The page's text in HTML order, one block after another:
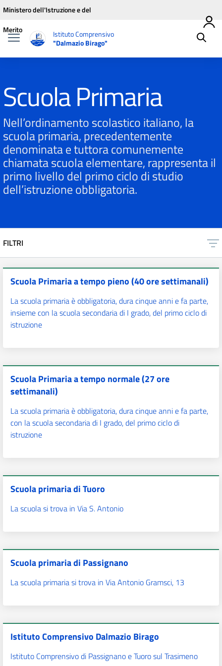
Vai ai contenuti
Vai al menu di navigazione
Vai al footer
Ministero dell'Istruzione e del
Merito
Istituto Comprensivo
"Dalmazio Birago"
Scuola Primaria
Nell’ordinamento scolastico italiano, la
scuola primaria, precedentemente
denominata e tuttora comunemente
chiamata scuola elementare, rappresenta il
primo livello del primo ciclo di studio
dell’istruzione obbligatoria.
FILTRI
Scuola Primaria a tempo pieno (40 ore settimanali)
La scuola primaria è obbligatoria, dura cinque anni e fa parte,
insieme con la scuola secondaria di I grado, del primo ciclo di
istruzione
Scuola Primaria a tempo normale (27 ore
settimanali)
La scuola primaria è obbligatoria, dura cinque anni e fa parte,
con la scuola secondaria di I grado, del primo ciclo di
istruzione
Scuola primaria di Tuoro
La scuola si trova in Via S. Antonio
Scuola primaria di Passignano
La scuola primaria si trova in Via Antonio Gramsci, 13
Istituto Comprensivo Dalmazio Birago
Istituto Comprensivo di Passignano e Tuoro sul Trasimeno